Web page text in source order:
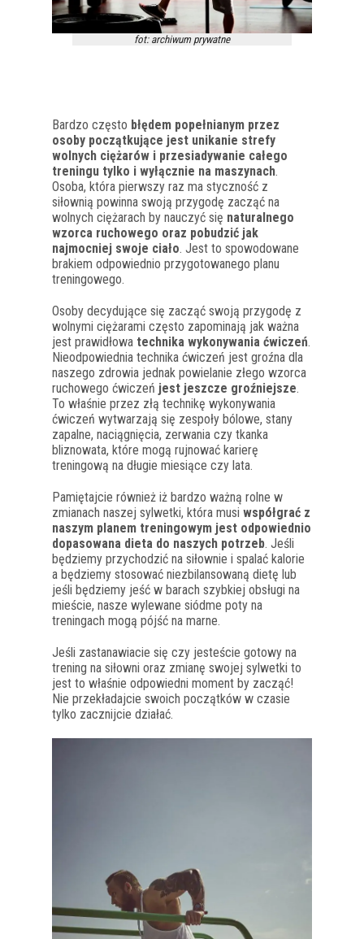
fot: archiwum prywatne
Bardzo często błędem popełnianym przez
osoby początkujące jest unikanie strefy
wolnych ciężarów i przesiadywanie całego
treningu tylko i wyłącznie na maszynach.
Osoba, która pierwszy raz ma styczność z
siłownią powinna swoją przygodę zacząć na
wolnych ciężarach by nauczyć się naturalnego
wzorca ruchowego oraz pobudzić jak
najmocniej swoje ciało. Jest to spowodowane
brakiem odpowiednio przygotowanego planu
treningowego.
Osoby decydujące się zacząć swoją przygodę z
wolnymi ciężarami często zapominają jak ważna
jest prawidłowa technika wykonywania ćwiczeń.
Nieodpowiednia technika ćwiczeń jest groźna dla
naszego zdrowia jednak powielanie złego wzorca
ruchowego ćwiczeń jest jeszcze groźniejsze.
To właśnie przez złą technikę wykonywania
ćwiczeń wytwarzają się zespoły bólowe, stany
zapalne, naciągnięcia, zerwania czy tkanka
bliznowata, które mogą rujnować karierę
treningową na długie miesiące czy lata.
Pamiętajcie również iż bardzo ważną rolne w
zmianach naszej sylwetki, która musi współgrać z
naszym planem treningowym jest odpowiednio
dopasowana dieta do naszych potrzeb. Jeśli
będziemy przychodzić na siłownie i spalać kalorie
a będziemy stosować niezbilansowaną dietę lub
jeśli będziemy jeść w barach szybkiej obsługi na
mieście, nasze wylewane siódme poty na
treningach mogą pójść na marne.
Jeśli zastanawiacie się czy jesteście gotowy na
trening na siłowni oraz zmianę swojej sylwetki to
jest to właśnie odpowiedni moment by zacząć!
Nie przekładajcie swoich początków w czasie
tylko zacznijcie działać.